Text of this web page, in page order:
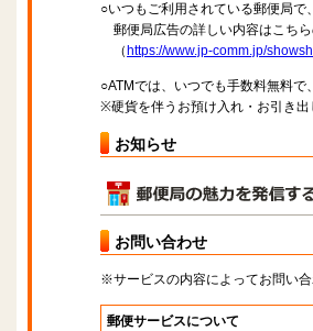
○いつもご利用されている郵便局
郵便局広告の詳しい内容はこち
（ https://www.jp-comm.jp/
○ATMでは、いつでも手数料無料
※硬貨を伴うお預け入れ・お引き
お知らせ
お問い合わせ
※サービスの内容によってお問い
郵便サービスについて